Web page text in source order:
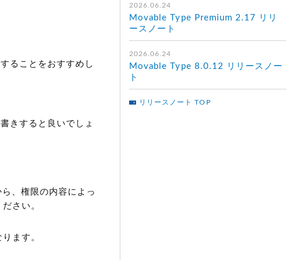
ることをおすすめし
きすると良いでしょ
、権限の内容によっ
さい。
ます。
2026.06.24
Movable Type Premium 2.17 リリ
ースノート
2026.06.24
Movable Type 8.0.12 リリースノー
ト
リリースノート TOP